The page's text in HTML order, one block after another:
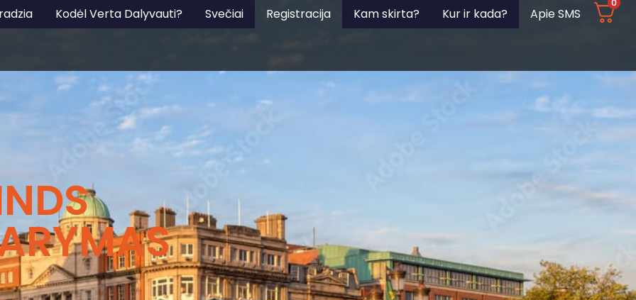
Kodėl Verta Dalyvauti? Svečiai Registracija Kam skirta? Kur ir kada? Apie SMS
0